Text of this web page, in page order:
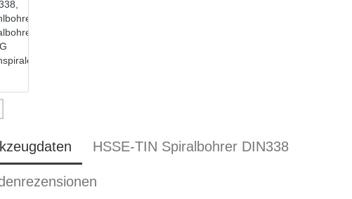
HSSE-TIN Spiralbohrer DIN338